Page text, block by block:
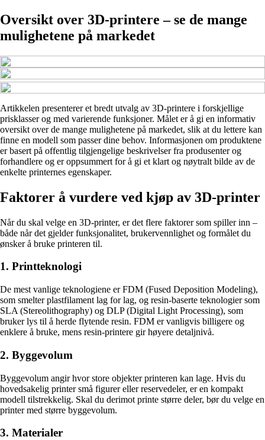
Oversikt over 3D-printere – se de mange
mulighetene på markedet
Artikkelen presenterer et bredt utvalg av 3D-printere i forskjellige
prisklasser og med varierende funksjoner. Målet er å gi en informativ
oversikt over de mange mulighetene på markedet, slik at du lettere kan
finne en modell som passer dine behov. Informasjonen om produktene
er basert på offentlig tilgjengelige beskrivelser fra produsenter og
forhandlere og er oppsummert for å gi et klart og nøytralt bilde av de
enkelte printernes egenskaper.
Faktorer å vurdere ved kjøp av 3D-printer
Når du skal velge en 3D-printer, er det flere faktorer som spiller inn –
både når det gjelder funksjonalitet, brukervennlighet og formålet du
ønsker å bruke printeren til.
1. Printteknologi
De mest vanlige teknologiene er FDM (Fused Deposition Modeling),
som smelter plastfilament lag for lag, og resin-baserte teknologier som
SLA (Stereolithography) og DLP (Digital Light Processing), som
bruker lys til å herde flytende resin. FDM er vanligvis billigere og
enklere å bruke, mens resin-printere gir høyere detaljnivå.
2. Byggevolum
Byggevolum angir hvor store objekter printeren kan lage. Hvis du
hovedsakelig printer små figurer eller reservedeler, er en kompakt
modell tilstrekkelig. Skal du derimot printe større deler, bør du velge en
printer med større byggevolum.
3. Materialer